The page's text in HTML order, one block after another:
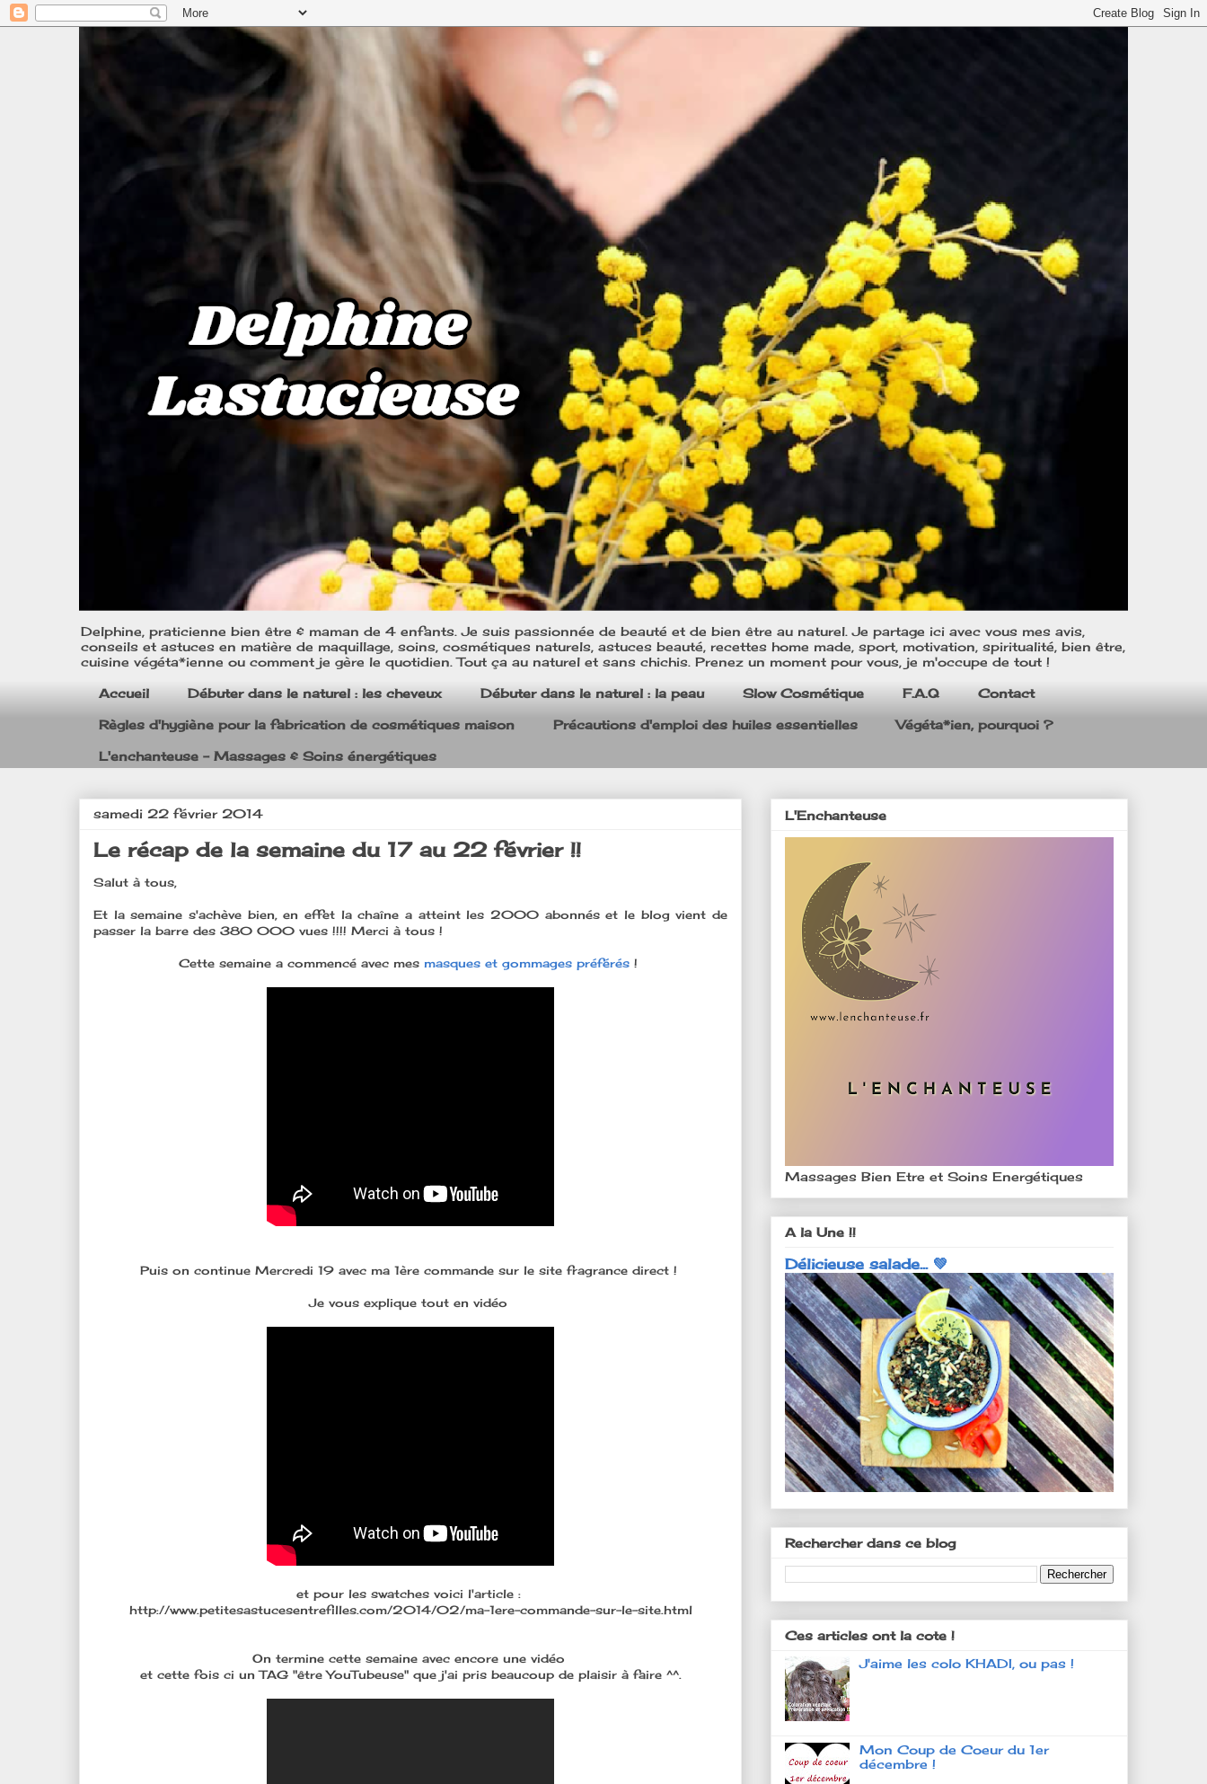
Delphine, praticienne bien être & maman de 4 enfants. Je suis passionnée de beauté et de bien être au naturel. Je partage ici avec vous mes avis,
conseils et astuces en matière de maquillage, soins, cosmétiques naturels, astuces beauté, recettes home made, sport, motivation, spiritualité, bien être,
cuisine végéta*ienne ou comment je gère le quotidien. Tout ça au naturel et sans chichis. Prenez un moment pour vous, je m'occupe de tout !
Accueil Débuter dans le naturel : les cheveux Débuter dans le naturel : la peau Slow Cosmétique F.A.Q Contact
Règles d'hygiène pour la fabrication de cosmétiques maison Précautions d'emploi des huiles essentielles Végéta*ien, pourquoi ?
L'enchanteuse - Massages & Soins énergétiques
samedi 22 février 2014
Le récap de la semaine du 17 au 22 février !!
Salut à tous,
Et la semaine s'achève bien, en effet la chaîne a atteint les 2000 abonnés et le blog vient de
passer la barre des 380 000 vues !!!! Merci à tous !
Cette semaine a commencé avec mes masques et gommages préférés !
Puis on continue Mercredi 19 avec ma 1ère commande sur le site fragrance direct !
Je vous explique tout en vidéo
et pour les swatches voici l'article :
http://www.petitesastucesentrefilles.com/2014/02/ma-1ere-commande-sur-le-site.html
On termine cette semaine avec encore une vidéo
et cette fois ci un TAG "être YouTubeuse" que j'ai pris beaucoup de plaisir à faire ^^.
L'Enchanteuse
Massages Bien Etre et Soins Energétiques
A la Une !!
Délicieuse salade... 💚
Rechercher dans ce blog
Ces articles ont la cote !
J'aime les colo KHADI, ou pas !
Mon Coup de Coeur du 1er
décembre !